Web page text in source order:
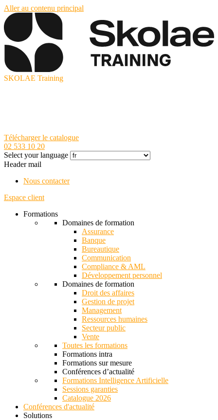
Aller au contenu principal
SKOLAE Training
Télécharger le catalogue
02 533 10 20
Select your language
Header mail
Nous contacter
Espace client
Formations
Domaines de formation
Assurance
Banque
Bureautique
Communication
Compliance & AML
Développement personnel
Domaines de formation
Droit des affaires
Gestion de projet
Management
Ressources humaines
Secteur public
Vente
Toutes les formations
Formations intra
Formations sur mesure
Conférences d’actualité
Formations Intelligence Artificielle
Sessions garanties
Catalogue 2026
Conférences d'actualité
Solutions